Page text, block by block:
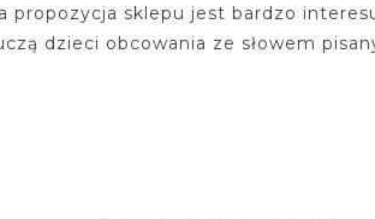
propozycja sklepu jest bardzo
dzieci obcowania ze słowem